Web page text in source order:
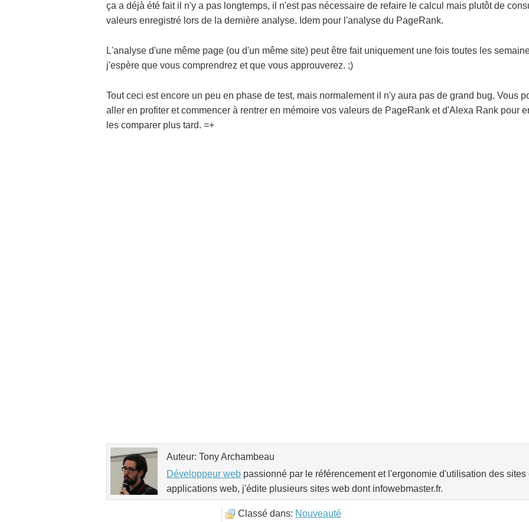
ça a déjà été fait il n'y a pas longtemps, il n'est pas nécessaire de refaire le calcul mais plutôt de
valeurs enregistré lors de la dernière analyse. Idem pour l'analyse du PageRank.
L'analyse d'une même page (ou d'un même site) peut être fait uniquement une fois toutes les
j'espère que vous comprendrez et que vous approuverez. ;)
Tout ceci est encore un peu en phase de test, mais normalement il n'y aura pas de grand bug. Vous
aller en profiter et commencer à rentrer en mémoire vos valeurs de PageRank et d'Alexa Rank pour
les comparer plus tard. =+
Auteur: Tony Archambeau
Développeur web passionné par le référencement et l'ergonomie d'utilisation des sites
applications web, j'édite plusieurs sites web dont infowebmaster.fr.
Classé dans: Nouveauté